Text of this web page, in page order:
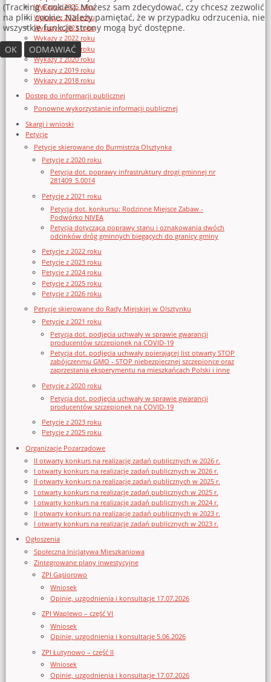
Wykazy z 2025 roku
Wykazy z 2024 roku
Wykazy z 2023 roku
Wykazy z 2022 roku
Wykazy z 2021 roku
Wykazy z 2020 roku
Wykazy z 2019 roku
Wykazy z 2018 roku
Dostęp do informacji publicznej
Ponowne wykorzystanie informacji publicznej
Skargi i wnioski
Petycje
Petycje skierowane do Burmistrza Olsztynka
Petycje z 2020 roku
Petycja dot. poprawy infrastruktury drogi gminnej nr
281409_5.0014
Petycje z 2021 roku
Petycja dot. konkursu: Rodzinne Miejsce Zabaw -
Podwórko NIVEA
Petycja dotycząca poprawy stanu i oznakowania dwóch
odcinków dróg gminnych biegących do granicy gminy
Petycje z 2022 roku
Petycje z 2023 roku
Petycje z 2024 roku
Petycje z 2025 roku
Petycje z 2026 roku
Petycje skierowane do Rady Miejskiej w Olsztynku
Petycje z 2021 roku
Petycja dot. podjęcia uchwały w sprawie gwarancji
producentów szczepionek na COVID-19
Petycja dot. podjęcia uchwały poierającej list otwarty STOP
zabójczenmu GMO - STOP niebezpiecznej szczepionce oraz
zaprzestania eksperymentu na mieszkańcach Polski i inne
Petycje z 2020 roku
Petycja dot. podjęcia uchwały w sprawie gwarancji
producentów szczepionek na COVID-19
Petycje z 2023 roku
Petycje z 2025 roku
Organizacje Pozarządowe
II otwarty konkurs na realizację zadań publicznych w 2026 r.
I otwarty konkurs na realizację zadań publicznych w 2026 r.
II otwarty konkurs na realizację zadań publicznych w 2025 r.
I otwarty konkurs na realizację zadań publicznych w 2025 r.
I otwarty konkurs na realizację zadań publicznych w 2024 r.
II otwarty konkurs na realizację zadań publicznych w 2023 r.
I otwarty konkurs na realizację zadań publicznych w 2023 r.
Ogłoszenia
Społeczna Inicjatywa Mieszkaniowa
Zintegrowane plany inwestycyjne
ZPI Gąsiorowo
Wniosek
Opinie, uzgodnienia i konsultacje 17.07.2026
ZPI Waplewo – część VI
Wniosek
Opinie, uzgodnienia i konsultacje 5.06.2026
ZPI Łutynowo – część II
Wniosek
Opinie, uzgodnienia i konsultacje 17.07.2026
(Tracking Cookies). Możesz sam zdecydować, czy chcesz zezwolić
na pliki cookie. Należy pamiętać, że w przypadku odrzucenia, nie
wszystkie funkcje strony mogą być dostępne.
OK
ODMAWIAĆ